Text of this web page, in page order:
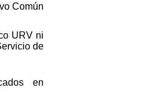
Común
URV ni
de
en